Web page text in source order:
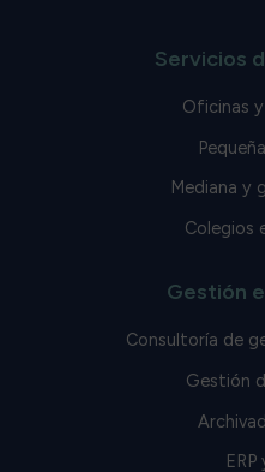
Servicios
Oficinas
Mediana y
Colegios
Gestión
Consultoría de
Gestión
ERP